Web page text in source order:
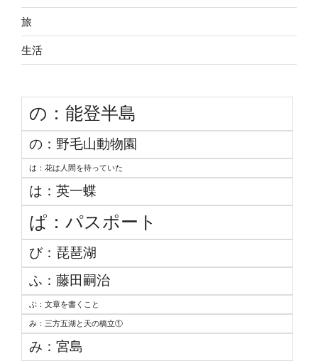
旅
生活
の：能登半島
の：野毛山動物園
は：花は人間を待っていた
は：英一蝶
ぱ：パスポート
び：琵琶湖
ふ：藤田嗣治
ぶ：文章を書くこと
み：三方五湖と天の橋立①
み：宮島